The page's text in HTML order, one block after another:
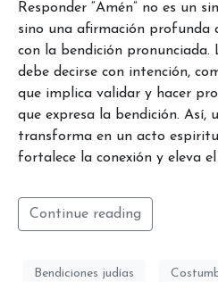
Responder “Amén” no es un
sino una afirmación profunda
con la bendición pronunciada.
debe decirse con intención,
que implica validar y hacer
que expresa la bendición. Así,
transforma en un acto
fortalece la conexión y eleva
Continue reading
Bendiciones judías